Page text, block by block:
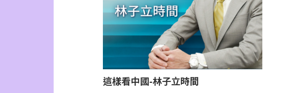
這樣看中國-林子立時間